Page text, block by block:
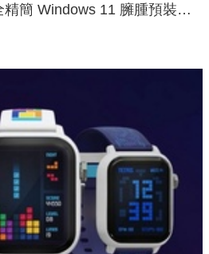
精簡 Windows 11 臃腫預裝軟
追蹤